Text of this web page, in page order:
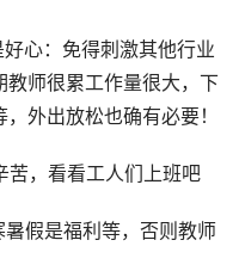
心：免得刺激其他行业
教师很累工作量很大，下
外出放松也确有必要！
苦，看看工人们上班吧
假是福利等，否则教师